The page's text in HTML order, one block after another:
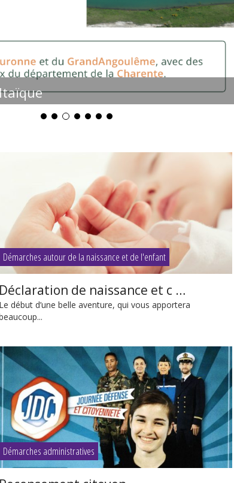
Démarches autour de la naissance et de l'enfant
Déclaration de naissance et c …
Le début d’une belle aventure, qui vous apportera
Démarches administratives